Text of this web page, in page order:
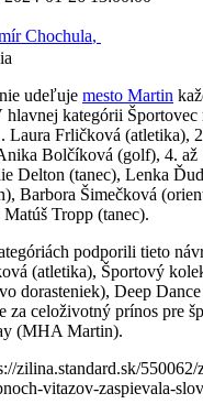
Chochula,
udeľuje mesto Martin
hlavnej kategórii
Laura Frličková (atletika),
Bolčíková (golf), 4.
Delton (tanec), Lenka
Barbora Šimečková
Tropp (tanec).
podporili tieto
(atletika), Športový
dorasteniek), Deep
za celoživotný prínos pre
(MHA Martin).
zilina.standard.sk/
vitazov-zaspievala-